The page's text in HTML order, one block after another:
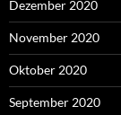
Dezember 2020
November 2020
Oktober 2020
September 2020